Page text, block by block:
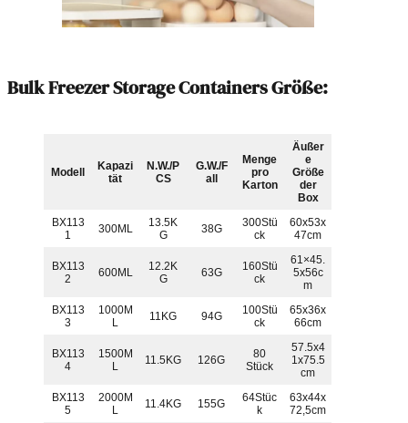
Bulk Freezer Storage Containers Größe:
Modell
Kapazi
tät
N.W./P
CS
G.W./F
all
Menge
pro
Karton
Äußer
e
Größe
der
Box
BX113
1
300ML
13.5K
G
38G
300Stü
ck
60x53x
47cm
BX113
2
600ML
12.2K
G
63G
160Stü
ck
61×45.
5x56c
m
BX113
3
1000M
L
11KG 94G
100Stü
ck
65x36x
66cm
BX113
4
1500M
L
11.5KG 126G
80
Stück
57.5x4
1x75.5
cm
BX113
5
2000M
L
11.4KG 155G
64Stüc
k
63x44x
72,5cm